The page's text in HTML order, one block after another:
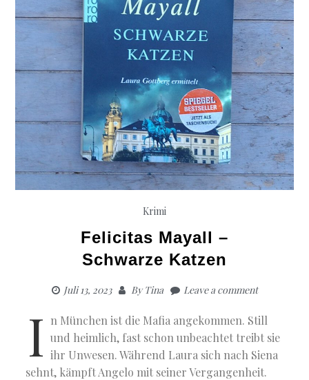
Krimi
Felicitas Mayall –
Schwarze Katzen
Juli 13, 2023 ByTina Leave a comment
I n München ist die Mafia angekommen. Still
und heimlich, fast schon unbeachtet treibt sie
ihr Unwesen. Während Laura sich nach Siena
sehnt, kämpft Angelo mit seiner Vergangenheit.